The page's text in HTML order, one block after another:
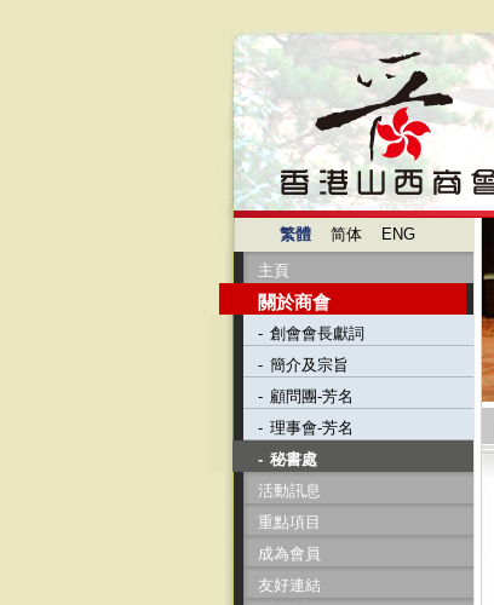
繁體 简体
ENG
主頁
關於商會
- 創會會長獻詞
- 簡介及宗旨
- 顧問團-芳名
- 理事會-芳名
- 秘書處
活動訊息
重點項目
成為會員
友好連結